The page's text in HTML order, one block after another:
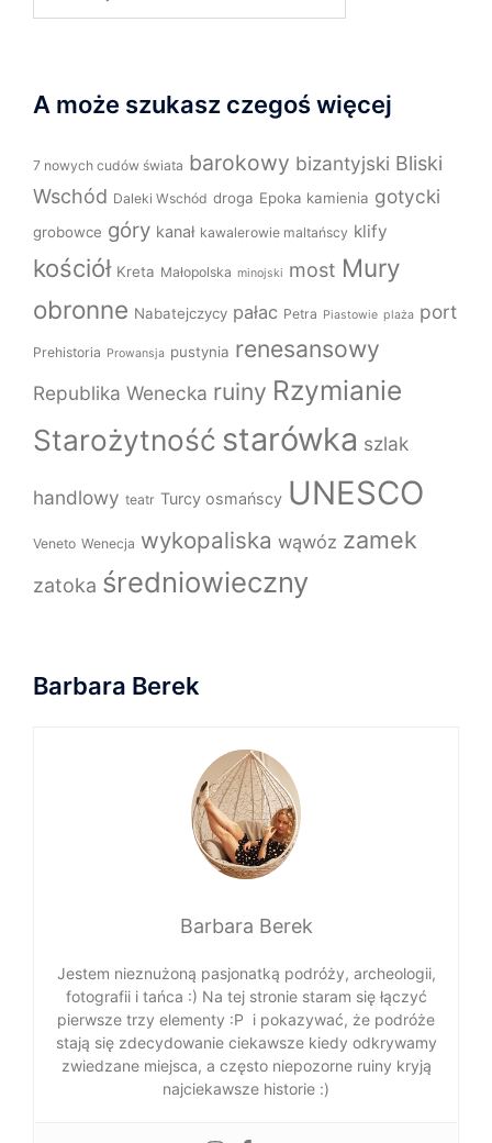
A może szukasz czegoś więcej
7 nowych cudów świata barokowy bizantyjski Bliski
Wschód Daleki Wschód droga Epoka kamienia gotycki
grobowce góry kanał kawalerowie maltańscy klify
kościół Kreta Małopolska minojski most Mury
obronne Nabatejczycy pałac Petra Piastowie plaża port
Prehistoria Prowansja pustynia renesansowy
Republika Wenecka ruiny Rzymianie
Starożytność starówka szlak
handlowy teatr Turcy osmańscy UNESCO
Veneto Wenecja wykopaliska wąwóz zamek
zatoka średniowieczny
Barbara Berek
Barbara Berek
Jestem nieznużoną pasjonatką podróży, archeologii,
fotografii i tańca :) Na tej stronie staram się łączyć
pierwsze trzy elementy :P i pokazywać, że podróże
stają się zdecydowanie ciekawsze kiedy odkrywamy
zwiedzane miejsca, a często niepozorne ruiny kryją
najciekawsze historie :)